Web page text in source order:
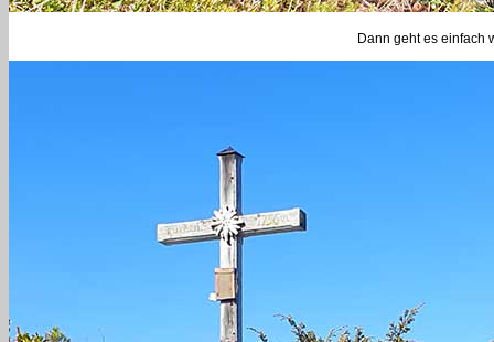
Dann geht es einfach